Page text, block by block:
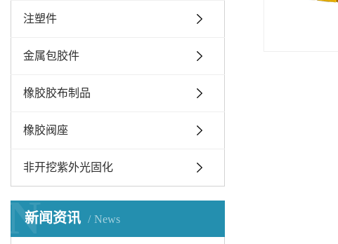
注塑件
金属包胶件
橡胶胶布制品
橡胶阀座
非开挖紫外光固化
新闻资讯 News
N